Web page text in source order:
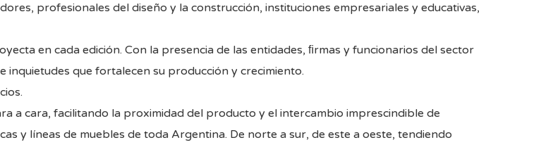
profesionales del diseño y la construcción, instituciones empresariales y educativas,
en cada edición. Con la presencia de las entidades, ﬁrmas y funcionarios del sector
inquietudes que fortalecen su producción y crecimiento.
a cara, facilitando la proximidad del producto y el intercambio imprescindible de
y líneas de muebles de toda Argentina. De norte a sur, de este a oeste, tendiendo